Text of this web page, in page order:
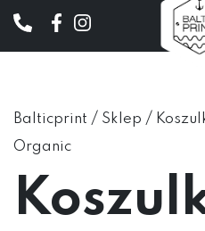
Balticprint / Sklep /
Organic